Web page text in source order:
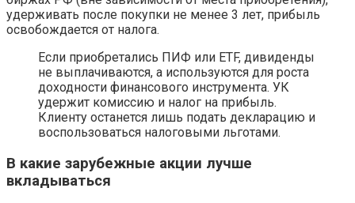
удерживать после покупки не менее 3 лет, прибыль
освобождается от налога.
Если приобретались ПИФ или ETF, дивиденды
не выплачиваются, а используются для роста
доходности финансового инструмента. УК
удержит комиссию и налог на прибыль.
Клиенту останется лишь подать декларацию и
воспользоваться налоговыми льготами.
В какие зарубежные акции лучше
вкладываться